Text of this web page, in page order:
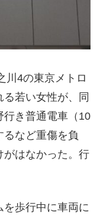
川4の東京メトロ
若い女性が、同
行き普通電車（10
など重傷を負
がはなかった。行
を歩行中に車両に